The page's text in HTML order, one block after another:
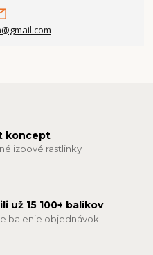
koncept
izbové rastlinky
už 15 100+ balíkov
balenie objednávok